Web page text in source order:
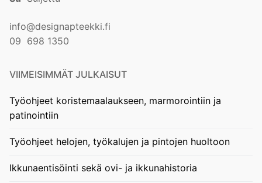
info@designapteekki.fi
09 698 1350
VIIMEISIMMÄT JULKAISUT
Työohjeet koristemaalaukseen, marmorointiin ja
patinointiin
Työohjeet helojen, työkalujen ja pintojen huoltoon
Ikkunaentisöinti sekä ovi- ja ikkunahistoria